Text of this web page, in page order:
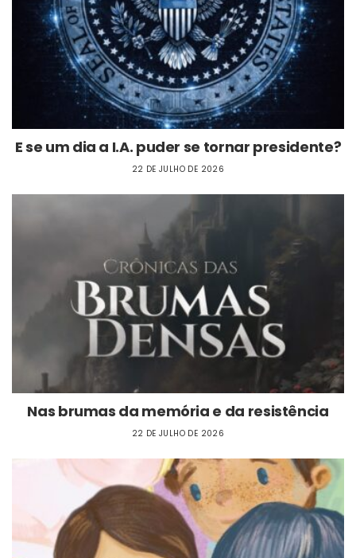
E se um dia a I.A. puder se tornar presidente?
22 DE JULHO DE 2026
Nas brumas da memória e da resistência
22 DE JULHO DE 2026